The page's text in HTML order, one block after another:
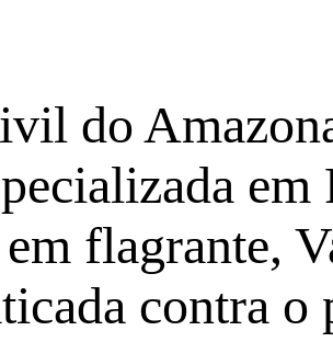
do
em
flagrante,
contra o